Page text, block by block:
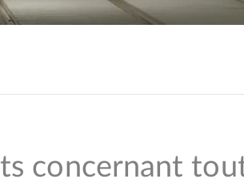
concernant